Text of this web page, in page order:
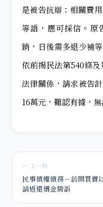
是被告抗辯：相關費
等語，應可採信。原
銷，日後需多退少補
依前揭民法第540條
法律關係，請求被告
16萬元，難認有據，
← 上一則
民事債權債務－訪問買賣
請返還價金勝訴